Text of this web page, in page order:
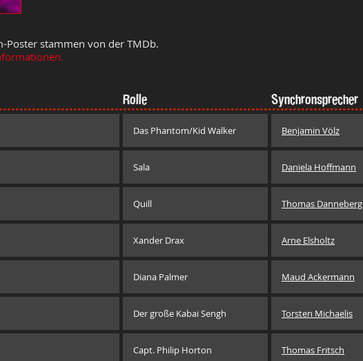
Poster stammen von der TMDb.
Rolle Synchronsprecher
Das Phantom/Kid Walker Benjamin Völz
Sala Daniela Hoffmann
Quill Thomas Danneberg
Xander Drax Arne Elsholtz
Diana Palmer Maud Ackermann
Der große Kabai Sengh Torsten Michaelis
Capt. Philip Horton Thomas Fritsch